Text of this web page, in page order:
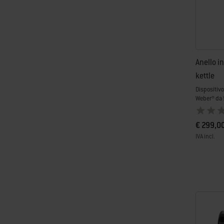
Anello
kettle
Weber® da
€
IVA incl.